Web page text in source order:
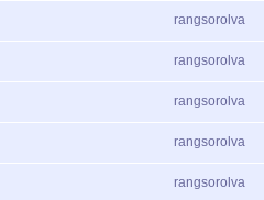
rangsorolva
rangsorolva
rangsorolva
rangsorolva
rangsorolva